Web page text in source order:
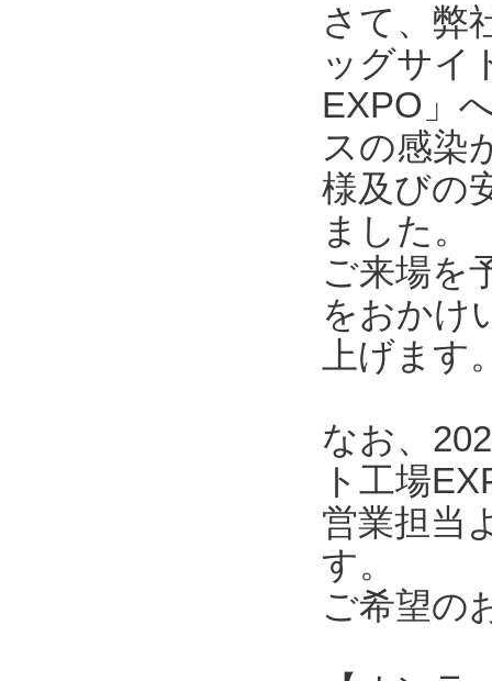
さて、弊
ッグサイ
EXPO」
スの感染
様及びの
ました。
ご来場を
をおかけ
上げます
なお、
ト工場
営業担当
す。
ご希望の